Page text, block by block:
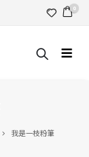
0
我是一枝粉筆